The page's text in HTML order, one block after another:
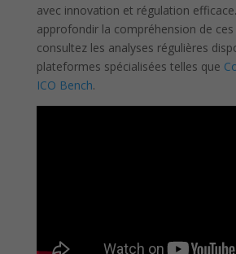
avec innovation et régulation
approfondir la compréhension de
consultez les analyses régulières
plateformes spécialisées telles que
ICO Bench.